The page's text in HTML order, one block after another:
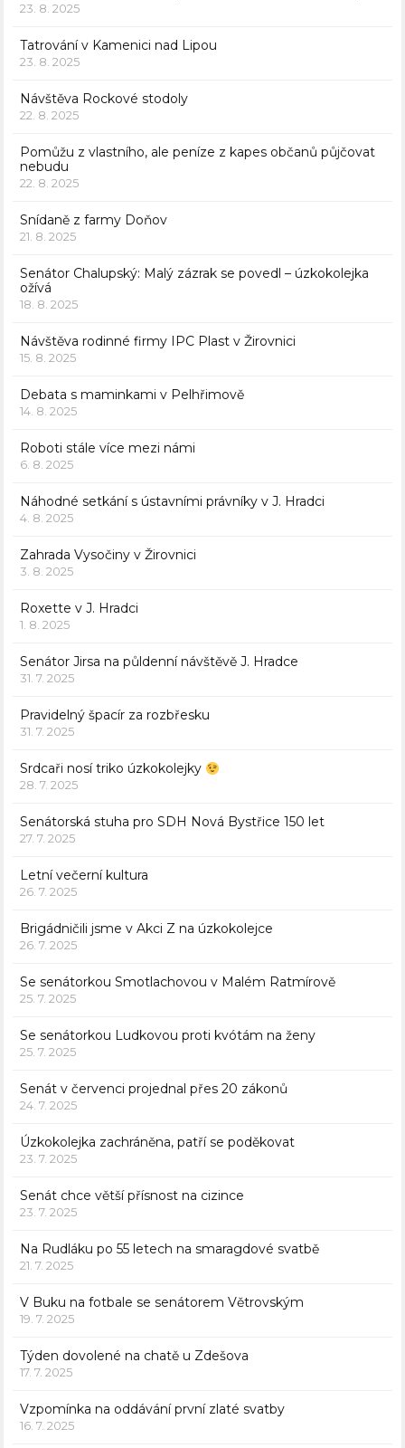
23. 8. 2025
Tatrování v Kamenici nad Lipou
23. 8. 2025
Návštěva Rockové stodoly
22. 8. 2025
Pomůžu z vlastního, ale peníze z kapes občanů půjčovat
nebudu
22. 8. 2025
Snídaně z farmy Doňov
21. 8. 2025
Senátor Chalupský: Malý zázrak se povedl – úzkokolejka
ožívá
18. 8. 2025
Návštěva rodinné firmy IPC Plast v Žirovnici
15. 8. 2025
Debata s maminkami v Pelhřimově
14. 8. 2025
Roboti stále více mezi námi
6. 8. 2025
Náhodné setkání s ústavními právníky v J. Hradci
4. 8. 2025
Zahrada Vysočiny v Žirovnici
3. 8. 2025
Roxette v J. Hradci
1. 8. 2025
Senátor Jirsa na půldenní návštěvě J. Hradce
31. 7. 2025
Pravidelný špacír za rozbřesku
31. 7. 2025
Srdcaři nosí triko úzkokolejky
28. 7. 2025
Senátorská stuha pro SDH Nová Bystřice 150 let
27. 7. 2025
Letní večerní kultura
26. 7. 2025
Brigádničili jsme v Akci Z na úzkokolejce
26. 7. 2025
Se senátorkou Smotlachovou v Malém Ratmírově
25. 7. 2025
Se senátorkou Ludkovou proti kvótám na ženy
25. 7. 2025
Senát v červenci projednal přes 20 zákonů
24. 7. 2025
Úzkokolejka zachráněna, patří se poděkovat
23. 7. 2025
Senát chce větší přísnost na cizince
23. 7. 2025
Na Rudláku po 55 letech na smaragdové svatbě
21. 7. 2025
V Buku na fotbale se senátorem Větrovským
19. 7. 2025
Týden dovolené na chatě u Zdešova
17. 7. 2025
Vzpomínka na oddávání první zlaté svatby
16. 7. 2025